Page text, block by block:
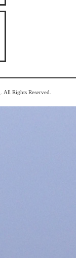
. All Rights Reserved.